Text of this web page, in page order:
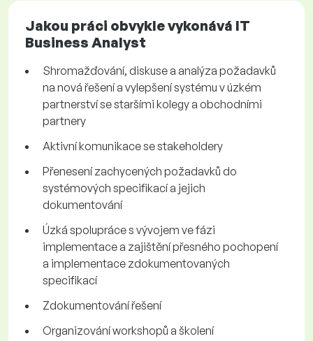
Jakou práci obvykle vykonává IT
Business Analyst
Shromažďování, diskuse a analýza požadavků
na nová řešení a vylepšení systému v úzkém
partnerství se staršími kolegy a obchodními
partnery
Aktivní komunikace se stakeholdery
Přenesení zachycených požadavků do
systémových specifikací a jejich
dokumentování
Úzká spolupráce s vývojem ve fázi
implementace a zajištění přesného pochopení
a implementace zdokumentovaných
specifikací
Zdokumentování řešení
Organizování workshopů a školení